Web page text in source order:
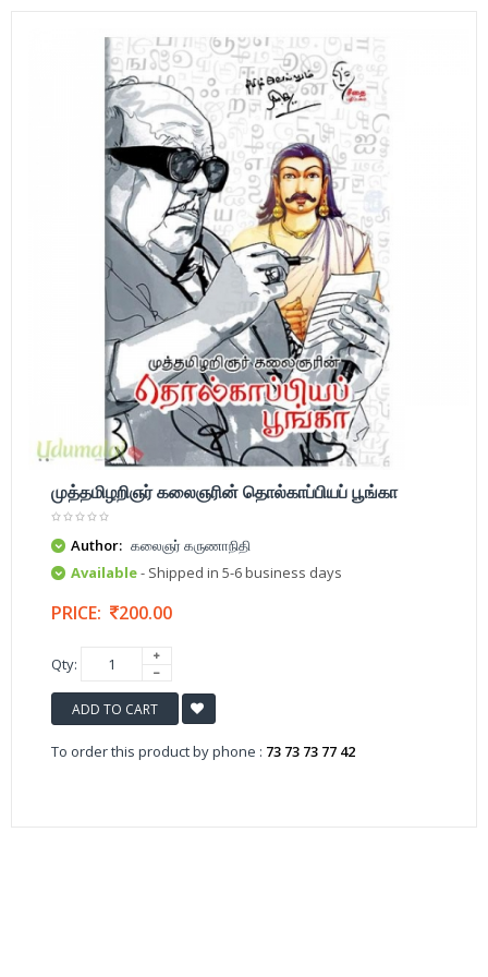
முத்தமிழறிஞர் கலைஞரின் தொல்காப்பியப் பூங்கா
Author: கலைஞர் கருணாநிதி
Available- Shipped in 5-6 business days
PRICE: 200.00
Qty:
ADD TO CART
To order this product by phone : 73 73 73 77 42